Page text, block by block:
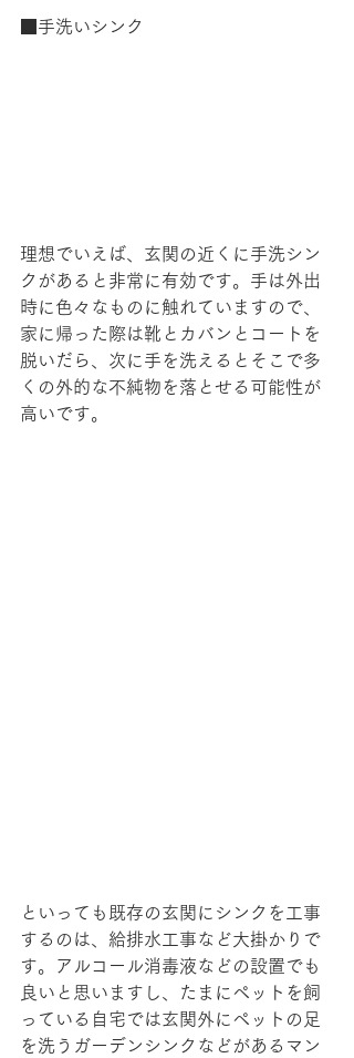
■手洗いシンク
理想でいえば、玄関の近くに手洗シン
クがあると非常に有効です。手は外出
時に色々なものに触れていますので、
家に帰った際は靴とカバンとコートを
脱いだら、次に手を洗えるとそこで多
くの外的な不純物を落とせる可能性が
高いです。
といっても既存の玄関にシンクを工事
するのは、給排水工事など大掛かりで
す。アルコール消毒液などの設置でも
良いと思いますし、たまにペットを飼
っている自宅では玄関外にペットの足
を洗うガーデンシンクなどがあるマン